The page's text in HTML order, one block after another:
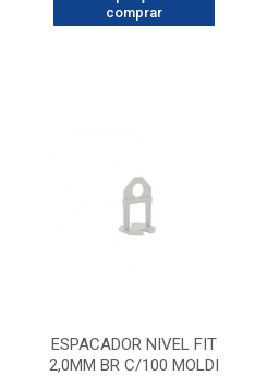
comprar
ESPACADOR NIVEL FIT
2,0MM BR C/100 MOLDI